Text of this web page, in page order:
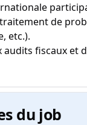
de
etc.).
fiscaux et
du job